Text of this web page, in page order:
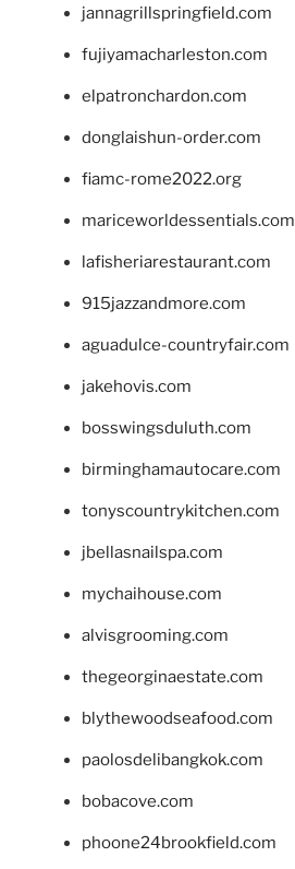
jannagrillspringfield.com
fujiyamacharleston.com
elpatronchardon.com
donglaishun-order.com
fiamc-rome2022.org
mariceworldessentials.com
lafisheriarestaurant.com
915jazzandmore.com
aguadulce-countryfair.com
jakehovis.com
bosswingsduluth.com
birminghamautocare.com
tonyscountrykitchen.com
jbellasnailspa.com
mychaihouse.com
alvisgrooming.com
thegeorginaestate.com
blythewoodseafood.com
paolosdelibangkok.com
bobacove.com
phoone24brookfield.com